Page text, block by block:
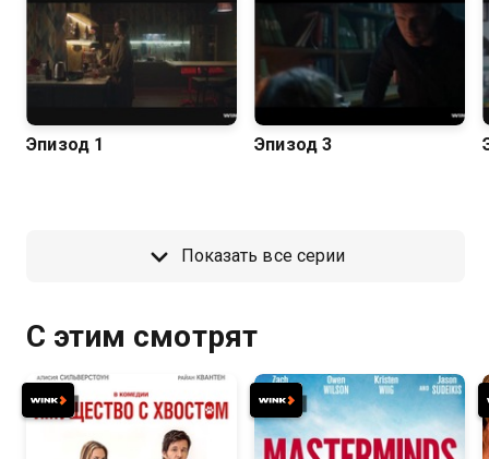
Эпизод 1 Эпизод 3
Показать все серии
С этим смотрят